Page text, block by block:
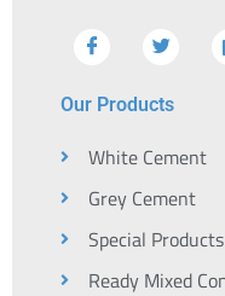
Our Products
White Cement
Grey Cement
Special Products
Ready Mixed